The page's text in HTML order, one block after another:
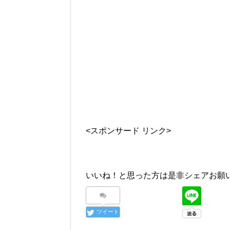
<スポンサード リンク>
いいね！と思った方は是非シェアお願
ツイート